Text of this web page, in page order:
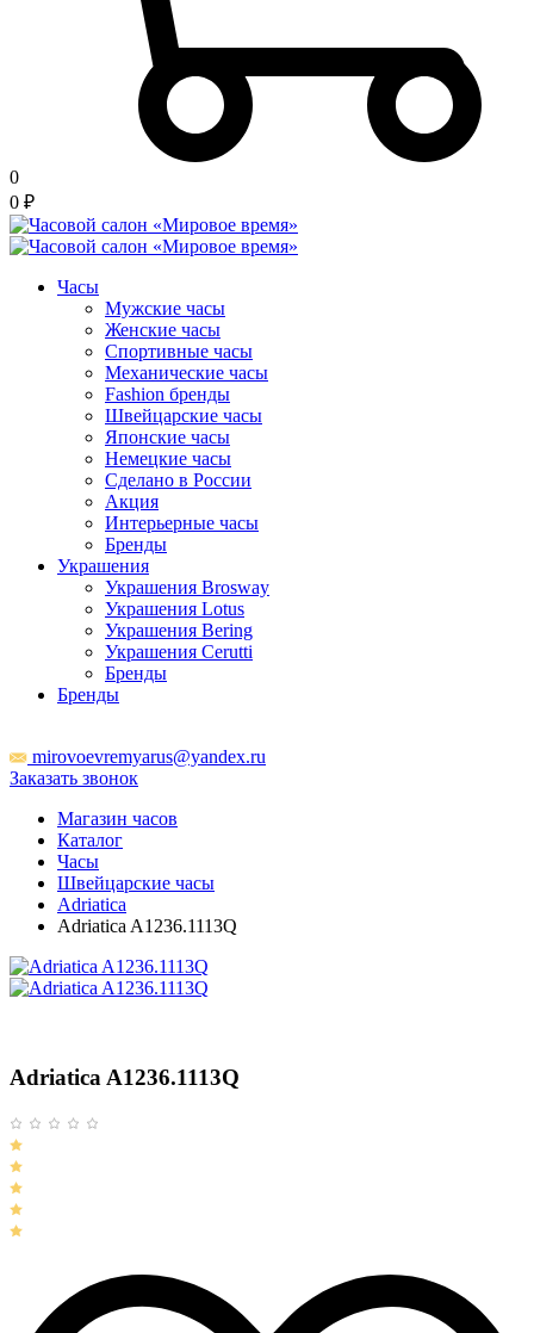
0
0 ₽
Часы
Мужские часы
Женские часы
Спортивные часы
Механические часы
Fashion бренды
Швейцарские часы
Японские часы
Немецкие часы
Сделано в России
Акция
Интерьерные часы
Бренды
Украшения
Украшения Brosway
Украшения Lotus
Украшения Bering
Украшения Cerutti
Бренды
Бренды
mirovoevremyarus@yandex.ru
Заказать звонок
Магазин часов
Каталог
Часы
Швейцарские часы
Adriatica
Adriatica A1236.1113Q
Adriatica A1236.1113Q